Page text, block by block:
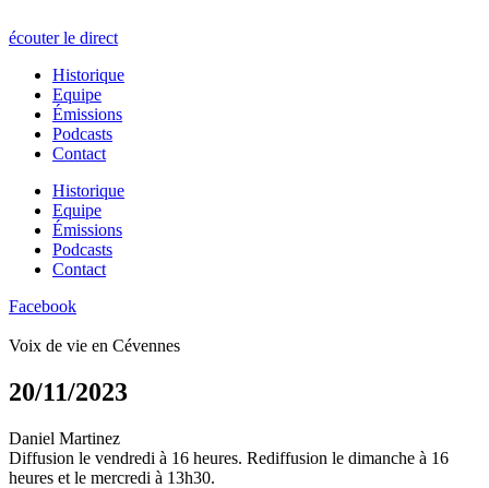
écouter le direct
Historique
Equipe
Émissions
Podcasts
Contact
Historique
Equipe
Émissions
Podcasts
Contact
Facebook
Voix de vie en Cévennes
20/11/2023
Daniel Martinez
Diffusion le vendredi à 16 heures. Rediffusion le dimanche à 16
heures et le mercredi à 13h30.